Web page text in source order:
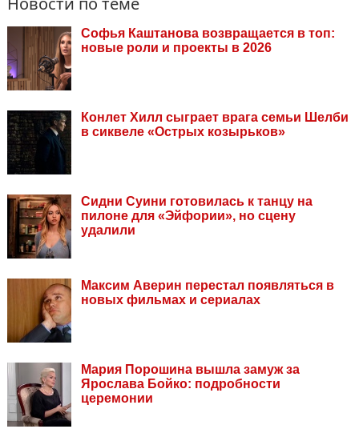
Софья Каштанова возвращается в топ:
новые роли и проекты в 2026
Конлет Хилл сыграет врага семьи Шелби
в сиквеле «Острых козырьков»
Сидни Суини готовилась к танцу на
пилоне для «Эйфории», но сцену
удалили
Максим Аверин перестал появляться в
новых фильмах и сериалах
Мария Порошина вышла замуж за
Ярослава Бойко: подробности
церемонии